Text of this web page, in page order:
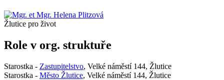
Žlutice pro život
Role v org. struktuře
Starostka - Zastupitelstvo, Velké náměstí 144, Žlutice
Starostka - Město Žlutice, Velké náměstí 144, Žlutice